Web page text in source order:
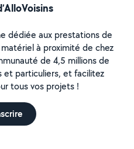
dédiée aux prestations de
à proximité de chez
de 4,5 millions de
et particuliers, et facilitez
tous vos projets !